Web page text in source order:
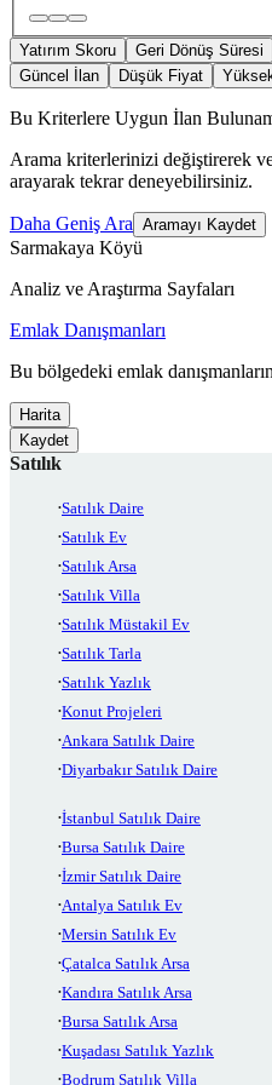
Yatırım Skoru Geri Dönüş Süresi
Güncel İlan
Düşük Fiyat
Bu Kriterlere Uygun İlan
Arama kriterlerinizi değiştirerek
arayarak tekrar deneyebilirsiniz.
Daha Geniş Ara Aramayı Kaydet
Sarmakaya Köyü
Analiz ve Araştırma Sayfaları
Emlak Danışmanları
Bu bölgedeki emlak
Harita
Kaydet
Satılık
Satılık Daire
Satılık Ev
Satılık Arsa
Satılık Villa
Satılık Müstakil Ev
Satılık Tarla
Satılık Yazlık
Konut Projeleri
Ankara Satılık Daire
Diyarbakır Satılık Daire
İstanbul Satılık Daire
Bursa Satılık Daire
İzmir Satılık Daire
Antalya Satılık Ev
Mersin Satılık Ev
Çatalca Satılık Arsa
Kandıra Satılık Arsa
Bursa Satılık Arsa
Kuşadası Satılık Yazlık
Bodrum Satılık Villa